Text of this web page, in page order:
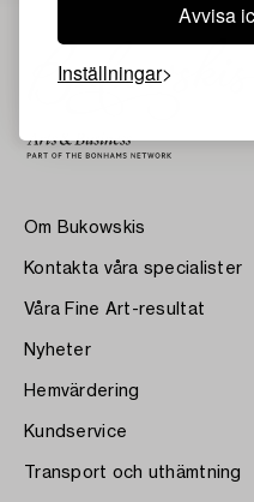
Avvisa
Inställningar
Om Bukowskis
Kontakta våra specialister
Våra Fine Art-resultat
Nyheter
Hemvärdering
Kundservice
Transport och uthämtning